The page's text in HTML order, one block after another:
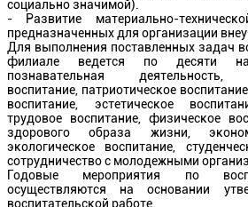
социально значимой).
- Развитие материально-
предназначенных для организации
Для выполнения поставленных задач
филиале ведется по десяти
познавательная деятельность,
воспитание, патриотическое
воспитание, эстетическое
трудовое воспитание, физическое
здорового образа жизни,
экологическое воспитание,
сотрудничество с молодежными
Годовые мероприятия по
осуществляются на основании
воспитательской работе.